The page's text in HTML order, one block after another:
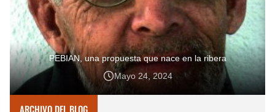
PEBIAN, una propuesta que nace en la ribera
Mayo 24, 2024
ARCHIVO DEL BLOG